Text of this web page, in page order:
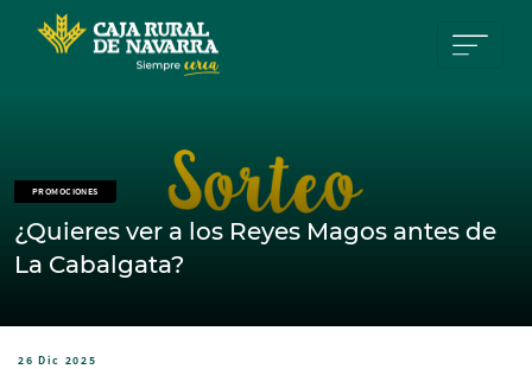
PROMOCIONES
¿Quieres ver a los Reyes Magos antes de
La Cabalgata?
26 Dic 2025